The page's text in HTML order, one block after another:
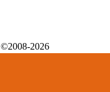
©2008-2026